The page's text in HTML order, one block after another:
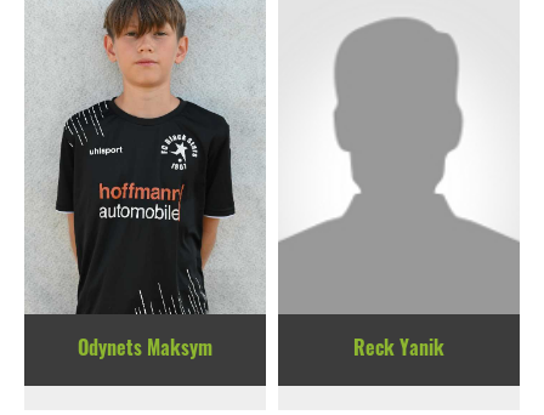
Odynets Maksym Reck Yanik